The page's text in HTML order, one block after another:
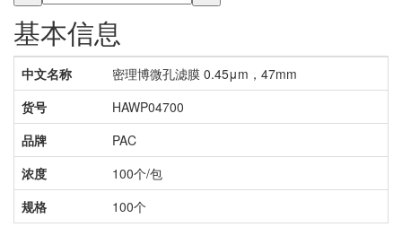
基本信息
中文名称
密理博微孔滤膜 0.45μm，47mm
货号
HAWP04700
品牌
PAC
浓度
100个/包
规格
100个